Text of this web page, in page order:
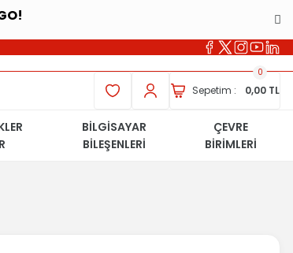
Sepetim : 0,00 TL
0
BİLGİSAYAR
BİLEŞENLERİ
ÇEVRE
BİRİMLERİ